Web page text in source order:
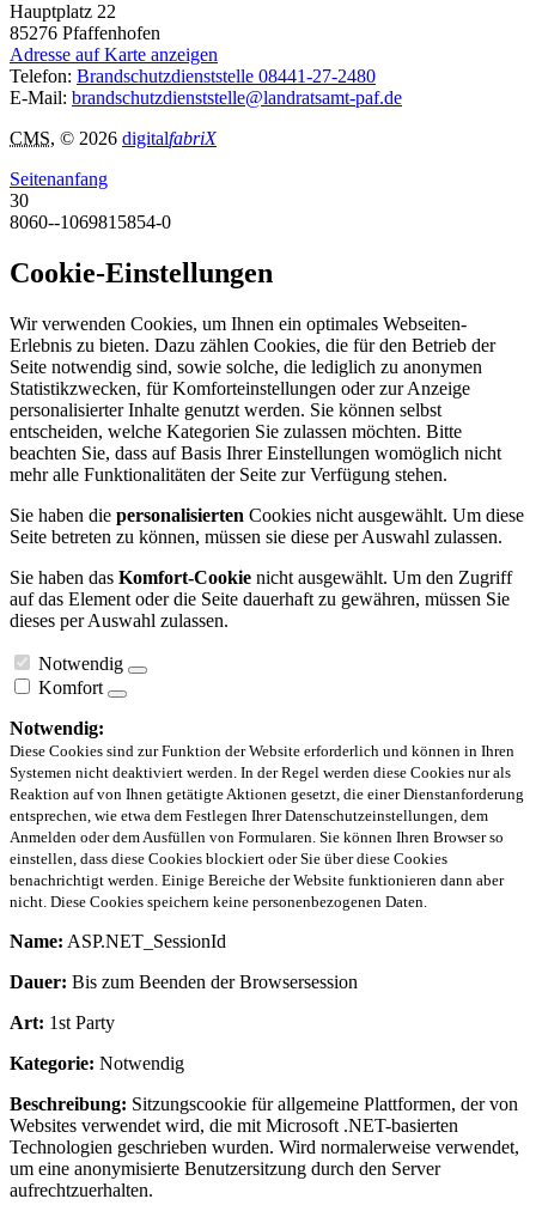
Hauptplatz 22
85276 Pfaffenhofen
Adresse auf Karte anzeigen
Telefon: Brandschutzdienststelle 08441-27-2480
E-Mail: brandschutzdienststelle@landratsamt-paf.de
CMS, © 2026 digitalfabriX
Seitenanfang
30
8060--1069815854-0
Cookie-Einstellungen
Wir verwenden Cookies, um Ihnen ein optimales Webseiten-
Erlebnis zu bieten. Dazu zählen Cookies, die für den Betrieb der
Seite notwendig sind, sowie solche, die lediglich zu anonymen
Statistikzwecken, für Komforteinstellungen oder zur Anzeige
personalisierter Inhalte genutzt werden. Sie können selbst
entscheiden, welche Kategorien Sie zulassen möchten. Bitte
beachten Sie, dass auf Basis Ihrer Einstellungen womöglich nicht
mehr alle Funktionalitäten der Seite zur Verfügung stehen.
Sie haben die personalisierten Cookies nicht ausgewählt. Um diese
Seite betreten zu können, müssen sie diese per Auswahl zulassen.
Sie haben das Komfort-Cookie nicht ausgewählt. Um den Zugriff
auf das Element oder die Seite dauerhaft zu gewähren, müssen Sie
dieses per Auswahl zulassen.
Notwendig
Komfort
Notwendig:
Diese Cookies sind zur Funktion der Website erforderlich und können in Ihren
Systemen nicht deaktiviert werden. In der Regel werden diese Cookies nur als
Reaktion auf von Ihnen getätigte Aktionen gesetzt, die einer Dienstanforderung
entsprechen, wie etwa dem Festlegen Ihrer Datenschutzeinstellungen, dem
Anmelden oder dem Ausfüllen von Formularen. Sie können Ihren Browser so
einstellen, dass diese Cookies blockiert oder Sie über diese Cookies
benachrichtigt werden. Einige Bereiche der Website funktionieren dann aber
nicht. Diese Cookies speichern keine personenbezogenen Daten.
Name: ASP.NET_SessionId
Dauer: Bis zum Beenden der Browsersession
Art: 1st Party
Kategorie: Notwendig
Beschreibung: Sitzungscookie für allgemeine Plattformen, der von
Websites verwendet wird, die mit Microsoft .NET-basierten
Technologien geschrieben wurden. Wird normalerweise verwendet,
um eine anonymisierte Benutzersitzung durch den Server
aufrechtzuerhalten.